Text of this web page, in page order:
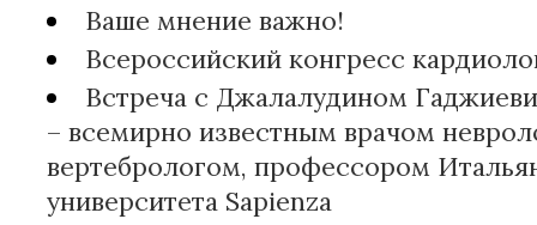
Ваше мнение важно!
Всероссийский конгресс
Встреча с Джалалудином
– всемирно известным врачом
вертебрологом, профессором
университета Sapienza